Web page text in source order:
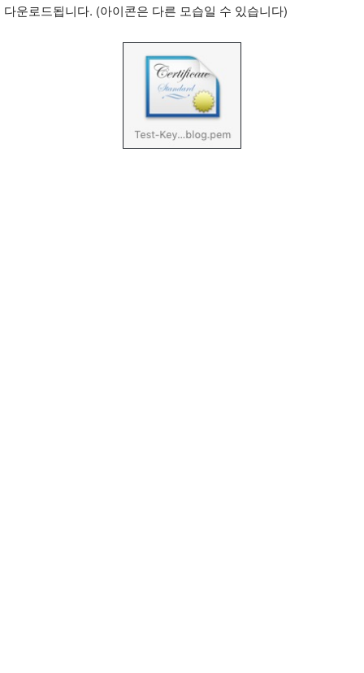
다운로드됩니다. (아이콘은 다른 모습일 수 있습니다)